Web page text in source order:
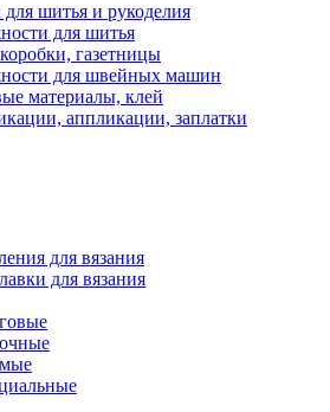
шитья и рукоделия
для шитья
газетницы
для швейных машин
материалы, клей
аппликации, заплатки
для вязания
для вязания